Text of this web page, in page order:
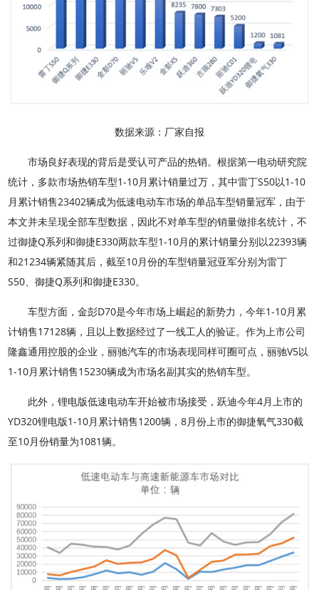
数据来源：厂家自报
市场良好表现的背后是受认可产品的热销。根据第一电动研究院
统计，多款市场热销车型1-10月累计销量过万，其中雷丁S50以1-10
月累计销售23402辆成为低速电动车市场的单品车型销量冠军，由于
本文并未呈现全部车型数据，因此不对单车型的销量做排名统计，不
过御捷Q系列和御捷E330两款车型1-10月的累计销量分别以22393辆
和21234辆紧随其后，截至10月份的车型销量冠亚军分别为雷丁
S50、御捷Q系列和御捷E330。
车型方面，金彭D70是今年市场上崛起的新势力，今年1-10月累
计销售17128辆，且以上数据经过了一线工人的验证。作为上市公司
隆鑫通用控股的企业，丽驰汽车的市场表现同样可圈可点，丽驰V5以
1-10月累计销售15230辆成为市场名副其实的热销车型。
此外，锂电版低速电动车开始被市场接受，跃迪今年4月上市的
YD320锂电版1-10月累计销售1200辆，8月份上市的御捷氧气330截
至10月份销量为1081辆。